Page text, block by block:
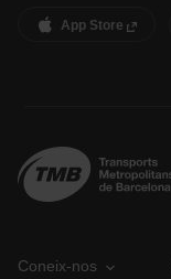
App Store
Coneix-nos